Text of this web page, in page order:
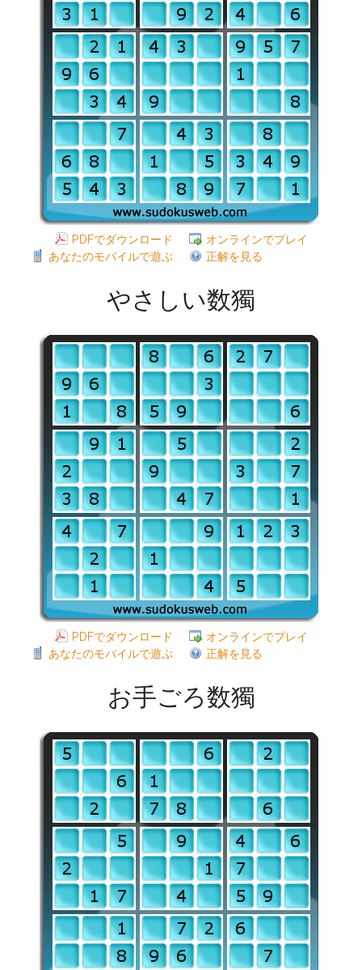
PDFでダウンロード
オンラインでプレイ
あなたのモバイルで遊ぶ
正解を見る
やさしい数獨
PDFでダウンロード
オンラインでプレイ
あなたのモバイルで遊ぶ
正解を見る
お手ごろ数獨